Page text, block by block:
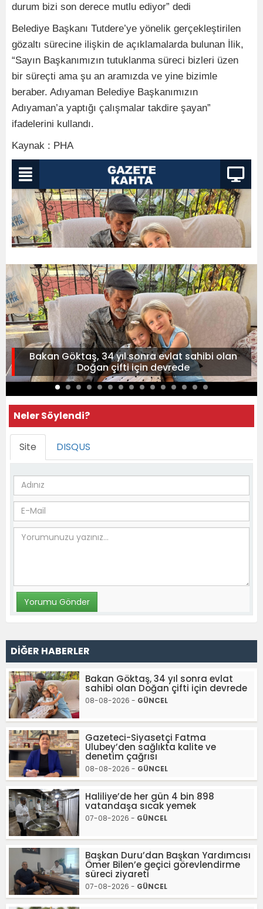
durum bizi son derece mutlu ediyor” dedi
Belediye Başkanı Tutdere’ye yönelik gerçekleştirilen
gözaltı sürecine ilişkin de açıklamalarda bulunan İlik,
“Sayın Başkanımızın tutuklanma süreci bizleri üzen
bir süreçti ama şu an aramızda ve yine bizimle
beraber. Adıyaman Belediye Başkanımızın
Adıyaman’a yaptığı çalışmalar takdire şayan”
ifadelerini kullandı.
Kaynak : PHA
Bakan Göktaş, 34 yıl sonra evlat sahibi olan
Doğan çifti için devrede
Neler Söylendi?
Site DISQUS
DİĞER HABERLER
Bakan Göktaş, 34 yıl sonra evlat
sahibi olan Doğan çifti için devrede
08-08-2026 - GÜNCEL
Gazeteci-Siyasetçi Fatma
Ulubey’den sağlıkta kalite ve
denetim çağrısı
08-08-2026 - GÜNCEL
Haliliye’de her gün 4 bin 898
vatandaşa sıcak yemek
07-08-2026 - GÜNCEL
Başkan Duru’dan Başkan Yardımcısı
Ömer Bilen’e geçici görevlendirme
süreci ziyareti
07-08-2026 - GÜNCEL